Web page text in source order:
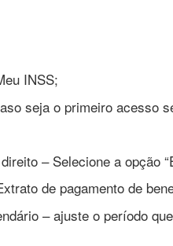
INSS;
seja o primeiro acesso
– Selecione a opção
de pagamento de
– ajuste o período